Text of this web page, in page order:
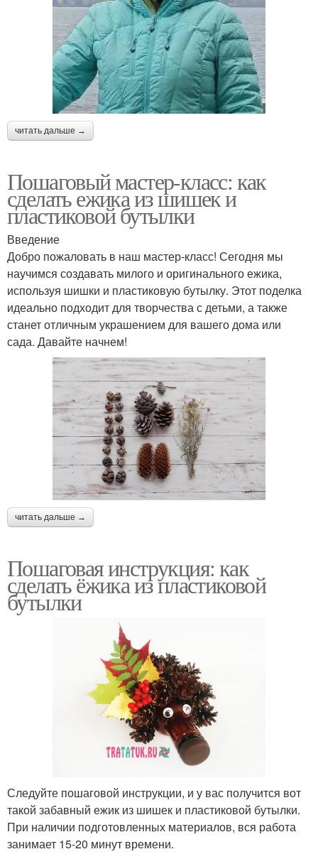
читать дальше →
Пошаговый мастер-класс: как
сделать ежика из шишек и
пластиковой бутылки
Введение
Добро пожаловать в наш мастер-класс! Сегодня мы
научимся создавать милого и оригинального ежика,
используя шишки и пластиковую бутылку. Этот поделка
идеально подходит для творчества с детьми, а также
станет отличным украшением для вашего дома или
сада. Давайте начнем!
читать дальше →
Пошаговая инструкция: как
сделать ёжика из пластиковой
бутылки
Следуйте пошаговой инструкции, и у вас получится вот
такой забавный ежик из шишек и пластиковой бутылки.
При наличии подготовленных материалов, вся работа
занимает 15-20 минут времени.